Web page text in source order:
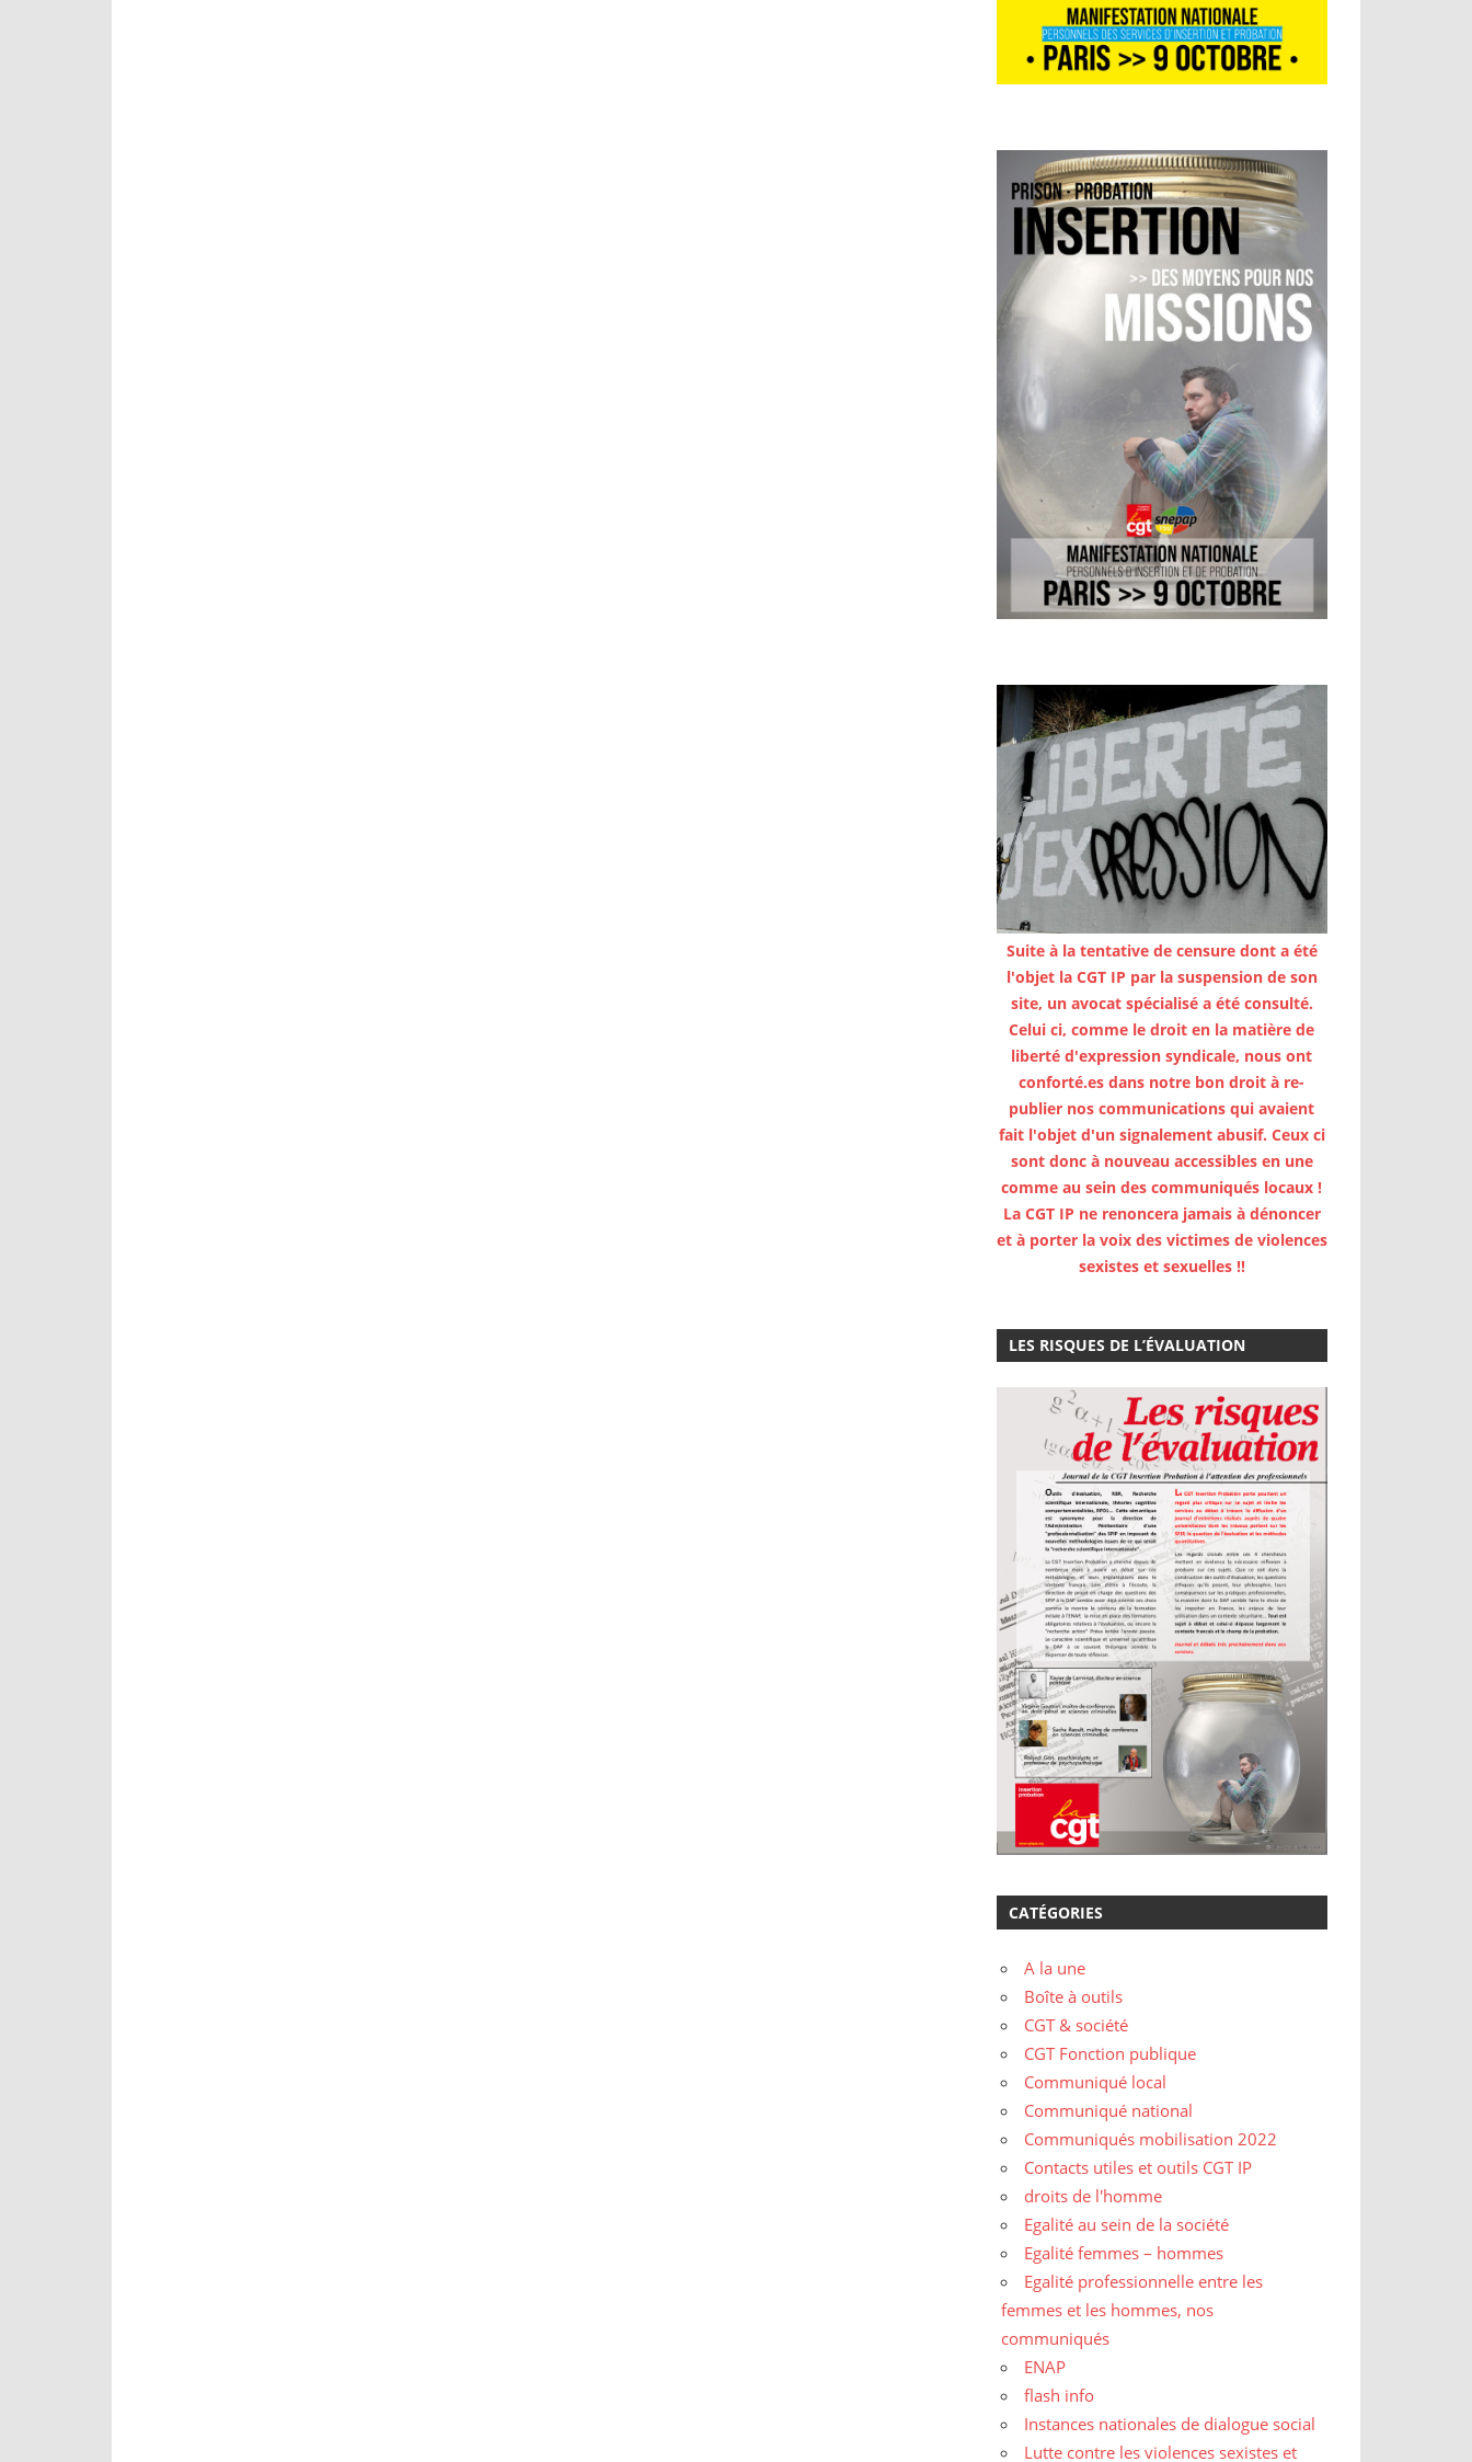
Suite à la tentative de censure dont a été
l'objet la CGT IP par la suspension de son
site, un avocat spécialisé a été consulté.
Celui ci, comme le droit en la matière de
liberté d'expression syndicale, nous ont
conforté.es dans notre bon droit à re-
publier nos communications qui avaient
fait l'objet d'un signalement abusif. Ceux ci
sont donc à nouveau accessibles en une
comme au sein des communiqués locaux !
La CGT IP ne renoncera jamais à dénoncer
et à porter la voix des victimes de violences
sexistes et sexuelles !!
LES RISQUES DE L’ÉVALUATION
CATÉGORIES
A la une
Boîte à outils
CGT & société
CGT Fonction publique
Communiqué local
Communiqué national
Communiqués mobilisation 2022
Contacts utiles et outils CGT IP
droits de l'homme
Egalité au sein de la société
Egalité femmes – hommes
Egalité professionnelle entre les
femmes et les hommes, nos
communiqués
ENAP
flash info
Instances nationales de dialogue social
Lutte contre les violences sexistes et